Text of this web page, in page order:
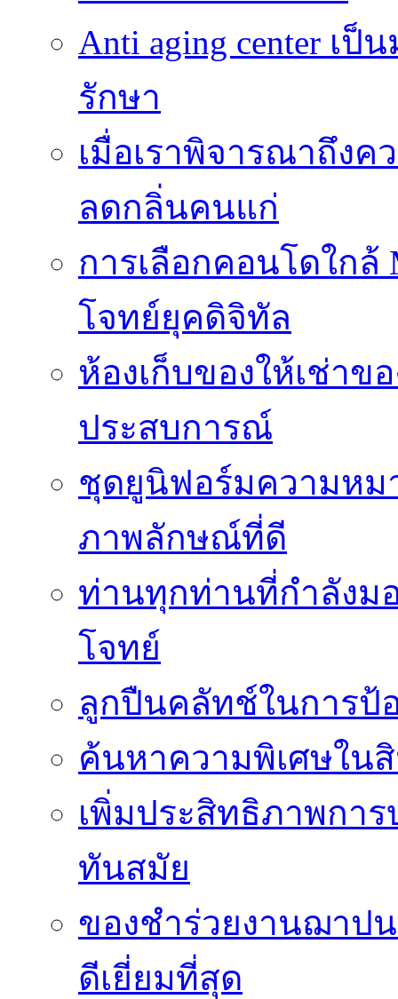
Anti aging center เ
รักษา
เมื่อเราพิจารณาถึง
ลดกลิ่นคนแก่
การเลือกคอนโดใก
โจทย์ยุคดิจิทัล
ห้องเก็บของให้เช่าข
ประสบการณ์
ชุดยูนิฟอร์มความหม
ภาพลักษณ์ที่ดี
ท่านทุกท่านที่กำลังม
โจทย์
ลูกปืนคลัทช์ในการป้
ค้นหาความพิเศษใน
เพิ่มประสิทธิภาพกา
ทันสมัย
ของชำร่วยงานฌาป
ดีเยี่ยมที่สุด